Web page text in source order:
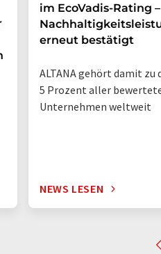
im EcoVadis-Rating –
erneut bestätigt
ALTANA gehört damit zu
5 Prozent aller
Unternehmen weltweit
NEWS LESEN